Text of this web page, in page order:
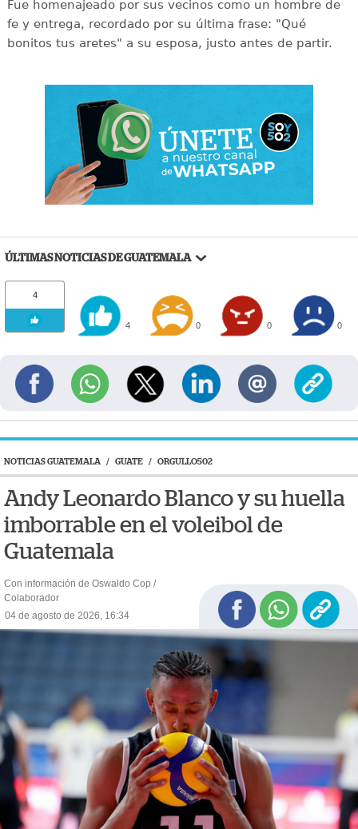
Fue homenajeado por sus vecinos como un hombre de
fe y entrega, recordado por su última frase: "Qué
bonitos tus aretes" a su esposa, justo antes de partir.
ÚLTIMAS NOTICIAS DE GUATEMALA
4
4 0 0 0
NOTICIAS GUATEMALA / GUATE / ORGULLO502
Andy Leonardo Blanco y su huella
imborrable en el voleibol de
Guatemala
Con información de Oswaldo Cop /
Colaborador
04 de agosto de 2026, 16:34